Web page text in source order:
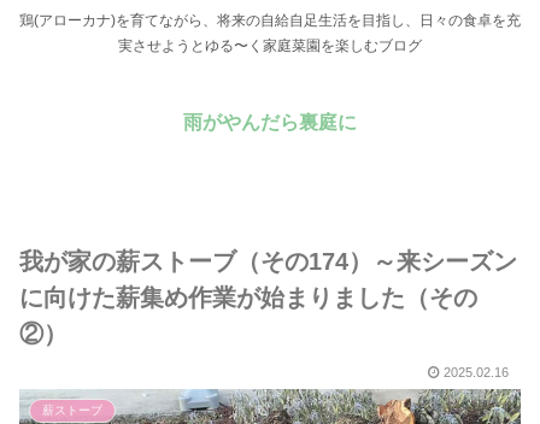
鶏(アローカナ)を育てながら、将来の自給自足生活を目指し、日々の食卓を充
実させようとゆる〜く家庭菜園を楽しむブログ
雨がやんだら裏庭に
我が家の薪ストーブ（その174）～来シーズン
に向けた薪集め作業が始まりました（その
②）
2025.02.16
薪ストーブ